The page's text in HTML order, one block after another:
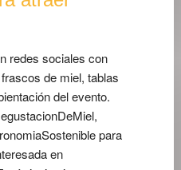
redes sociales con
de miel, tablas
del evento.
para
en